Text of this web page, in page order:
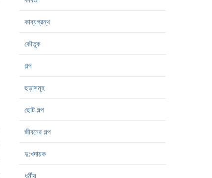
কাব্যগ্রন্থ
কৌতুক
গল্প
ছড়াসমূহ
ছোট গল্প
জীবনের গল্প
দু:খদায়ক
ধর্মীয়